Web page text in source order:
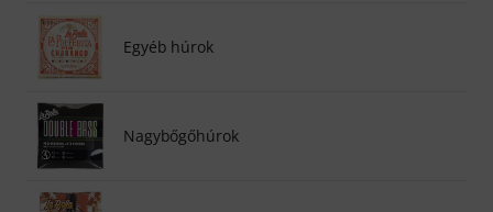
Egyéb húrok
Nagybőgőhúrok